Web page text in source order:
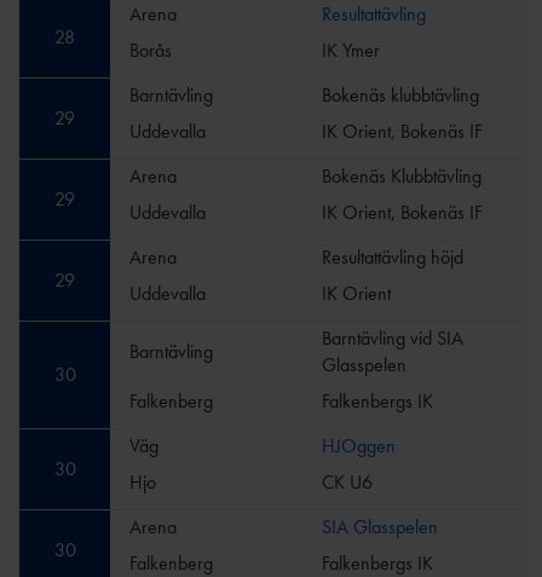
28
Arena
Resultattävling
Borås
IK Ymer
29
Barntävling
Bokenäs klubbtävling
Uddevalla
IK Orient, Bokenäs IF
29
Arena
Bokenäs Klubbtävling
Uddevalla
IK Orient, Bokenäs IF
29
Arena
Resultattävling höjd
Uddevalla
IK Orient
30
Barntävling
Barntävling vid SIA
Glasspelen
Falkenberg
Falkenbergs IK
30
Väg
HJOggen
Hjo
CK U6
30
Arena
SIA Glasspelen
Falkenberg
Falkenbergs IK